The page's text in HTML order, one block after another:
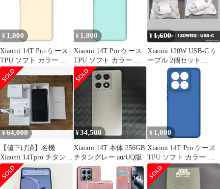
け TPU 薄型 軽量 スト
ラップ付き 取り外し可
能 長さ調整可能（透
明）
¥ 1,000
Xiaomi 14T Pro ケース
TPU ソフト カラー ケ
ース 【Color】ホワイト
¥ 1,000
Xiaomi 14T Pro ケース
TPU ソフト カラー ケ
ース 【Color】ミント
¥1,600
Xiaomi 120W USB-C ケ
ーブル 2個セット
1m+1.8m
¥64,000
【値下げ済】名機
Xiaomi 14Tpro チタング
レー 国内版SIMフリー
¥34,500
Xiaomi 14T 本体 256GB
チタングレー au/UQ版
¥ 1,000
Xiaomi 14T Pro ケース
TPU ソフト カラー ケ
ース 【Color】ネイビー